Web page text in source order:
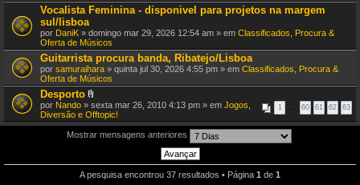
Vocalista Feminina - disponivel para projetos na margem
sul/lisboa
por DaniK » domingo mar 29, 2026 12:54 am » em Classificados, Procura &
Oferta de Músicos
Guitarrista procura banda, Ribatejo/Lisboa
por samuraihara » quinta jul 30, 2026 4:55 pm » em Classificados, Procura &
Oferta de Músicos
Desporto
A
n
e
x
o
1 60 61 62 63
por Nando » sexta mar 26, 2010 4:13 pm » em Jogos,
Diversão e Offtopic!
Mostrar mensagens anteriores
A pesquisa encontrou 37 resultados • Página 1 de 1